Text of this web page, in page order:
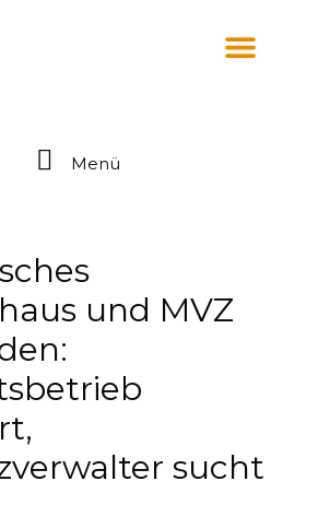
Menü
und MVZ
sucht